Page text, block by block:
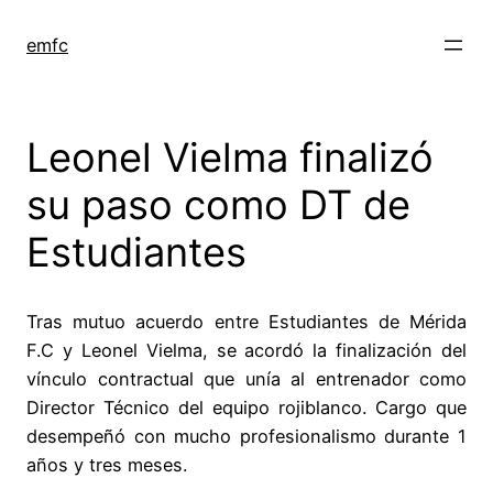
emfc
Leonel Vielma finalizó
su paso como DT de
Estudiantes
Tras mutuo acuerdo entre Estudiantes de Mérida
F.C y Leonel Vielma, se acordó la finalización del
vínculo contractual que unía al entrenador como
Director Técnico del equipo rojiblanco. Cargo que
desempeñó con mucho profesionalismo durante 1
años y tres meses.